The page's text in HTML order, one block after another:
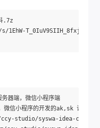
.7z
1EhW-
器端，微信小程序端
微信小程序的开发的ak,sk 请替换
ccy-studio/syswa-idea-